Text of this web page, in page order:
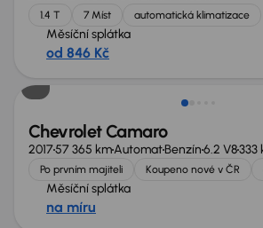
1.4 T 7 Míst automatická klimatizace
Měsíční splátka
od 846 Kč
Možnost odpočtu DPH
Chevrolet Camaro
201757 365 kmAutomatBenzín6.2 V8333
Po prvním majiteli Koupeno nové v ČR
Měsíční splátka
na míru